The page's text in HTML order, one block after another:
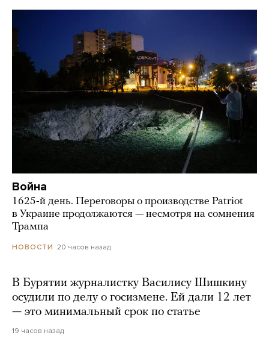
Война
1625-й день. Переговоры о производстве Patriot
в Украине продолжаются — несмотря на сомнения
Трампа
НОВОСТИ 20 часов назад
В Бурятии журналистку Василису Шишкину
осудили по делу о госизмене. Ей дали 12 лет
— это минимальный срок по статье
19 часов назад